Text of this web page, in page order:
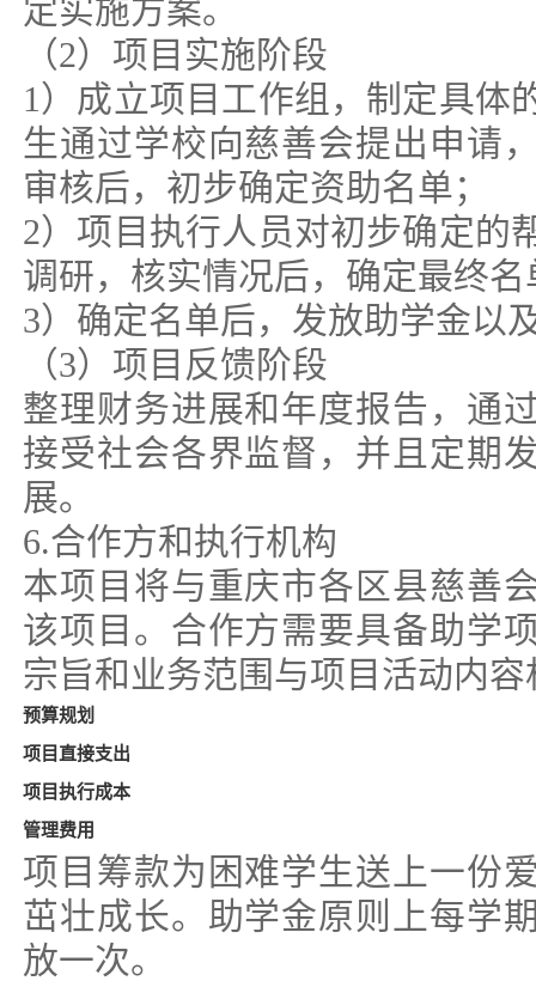
定实施方案。
（2）项目实施阶段
1）成立项目工作组，制定具体
生通过学校向慈善会提出申请
审核后，初步确定资助名单；
2）项目执行人员对初步确定的
调研，核实情况后，确定最终名
3）确定名单后，发放助学金以
（3）项目反馈阶段
整理财务进展和年度报告，通
接受社会各界监督，并且定期
展。
6.合作方和执行机构
本项目将与重庆市各区县慈善
该项目。合作方需要具备助学
宗旨和业务范围与项目活动内容
预算规划
项目直接支出
项目执行成本
管理费用
项目筹款为困难学生送上一份
茁壮成长。助学金原则上每学
放一次。